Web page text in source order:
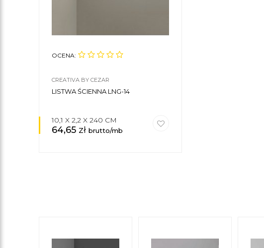
OCENA:
CREATIVA BY CEZAR
LISTWA ŚCIENNA LNG-14
10,1 X 2,2 X 240 CM
64,65 zł brutto/mb